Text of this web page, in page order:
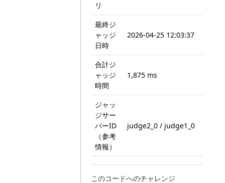
リ
最終ジ
ャッジ
日時
2026-04-25 12:03:37
合計ジ
ャッジ
時間
1,875 ms
ジャッ
ジサー
バーID
（参考
情報）
judge2_0 / judge1_0
このコードへのチャレンジ